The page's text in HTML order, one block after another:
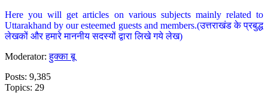
Here you will get articles on various subjects mainly related to
Uttarakhand by our esteemed guests and members.(उत्तराखंड के प्रबुद्ध
लेखकों और हमारे माननीय सदस्यों द्वारा लिखे गये लेख)
Moderator:हुक्का बू
Posts: 9,385
Topics: 29